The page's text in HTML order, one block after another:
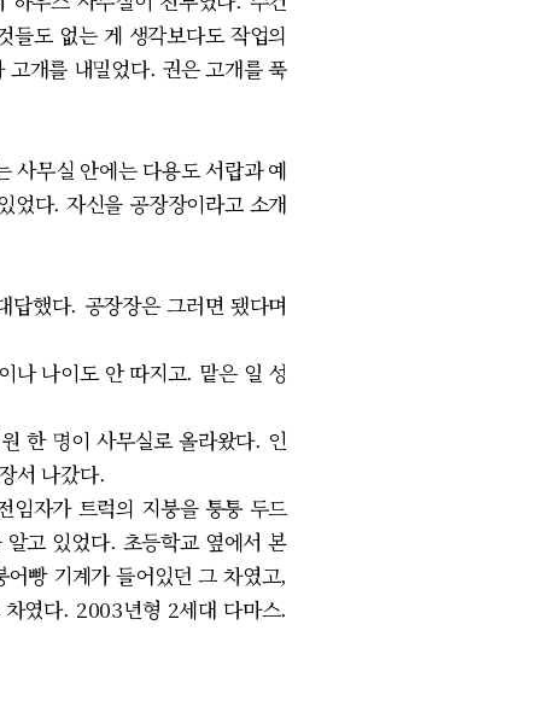
들도 없는 게 생각보다도 작업의
개를 내밀었다. 권은 고개를 푹
사무실 안에는 다용도 서랍과 예
었다. 자신을 공장장이라고 소개
답했다. 공장장은 그러면 됐다며
나 나이도 안 따지고. 맡은 일 성
한 명이 사무실로 올라왔다. 인
서 나갔다.
임자가 트럭의 지붕을 퉁퉁 두드
고 있었다. 초등학교 옆에서 본
빵 기계가 들어있던 그 차였고,
였다. 2003년형 2세대 다마스.